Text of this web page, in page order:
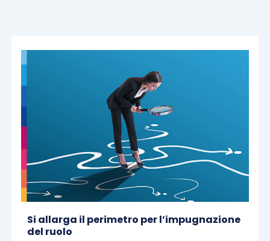
Si allarga il perimetro per l’impugnazione
del ruolo